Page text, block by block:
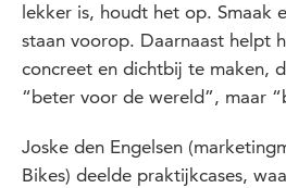
lekker is, houdt het op. Smaak
staan voorop. Daarnaast helpt
concreet en dichtbij te maken,
“beter voor de wereld”, maar
Joske den Engelsen
Bikes) deelde praktijkcases,